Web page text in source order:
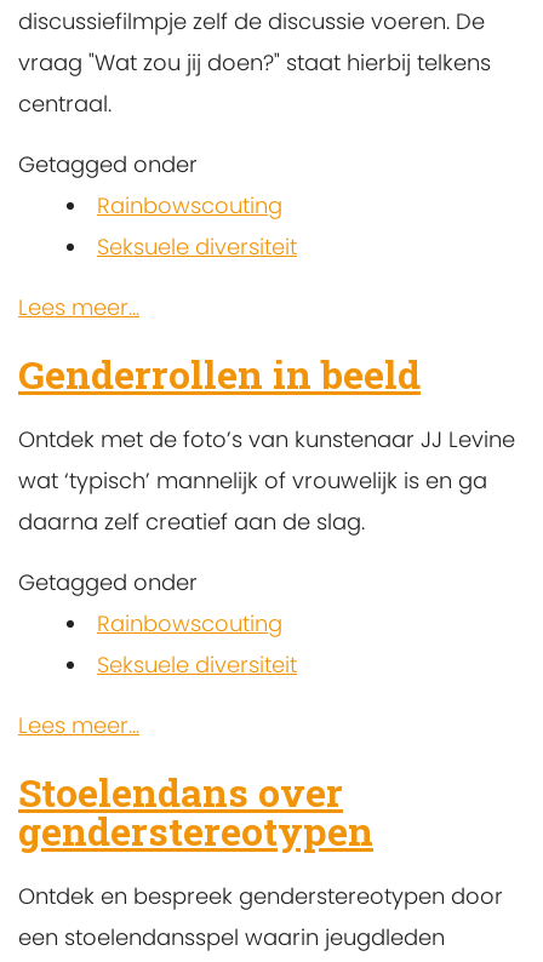
discussiefilmpje zelf de discussie voeren. De
vraag "Wat zou jij doen?" staat hierbij telkens
centraal.
Getagged onder
Rainbowscouting
Seksuele diversiteit
Lees meer...
Genderrollen in beeld
Ontdek met de foto’s van kunstenaar JJ Levine
wat ‘typisch’ mannelijk of vrouwelijk is en ga
daarna zelf creatief aan de slag.
Getagged onder
Rainbowscouting
Seksuele diversiteit
Lees meer...
Stoelendans over
genderstereotypen
Ontdek en bespreek genderstereotypen door
een stoelendansspel waarin jeugdleden